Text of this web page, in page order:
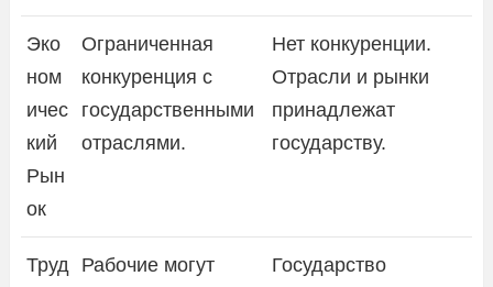
Эко
ном
ичес
кий
Рын
ок
Ограниченная
конкуренция с
государственными
отраслями.
Нет конкуренции.
Отрасли и рынки
принадлежат
государству.
Труд
Рабочие могут
Государство